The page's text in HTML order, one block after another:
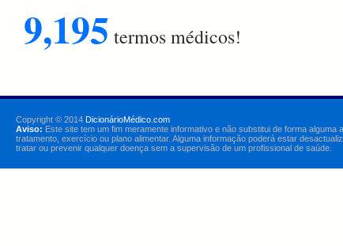
9,195 termos médicos!
Copyright © 2014 DicionárioMédico.com
Aviso: Este site tem um fim meramente informativo e não substitui de forma
tratamento, exercício ou plano alimentar. Alguma informação poderá estar
tratar ou prevenir qualquer doença sem a supervisão de um profissional de saúde.